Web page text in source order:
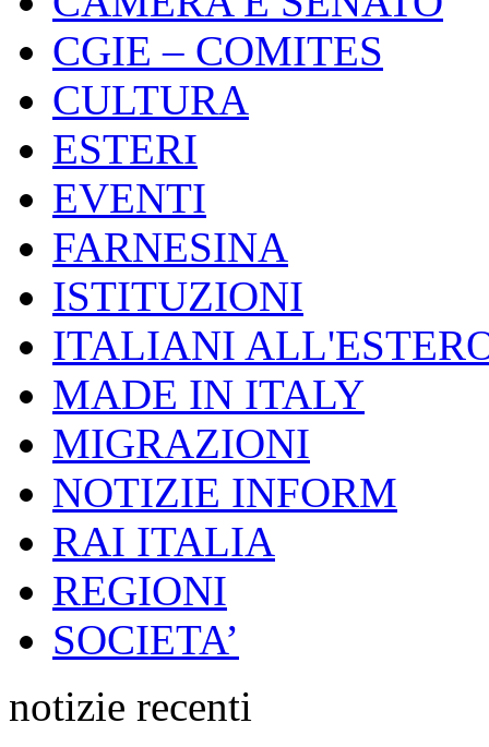
CGIE – COMITES
CULTURA
ESTERI
EVENTI
FARNESINA
ISTITUZIONI
ITALIANI
MADE IN ITALY
MIGRAZIONI
NOTIZIE INFORM
RAI ITALIA
REGIONI
SOCIETA’
notizie recenti